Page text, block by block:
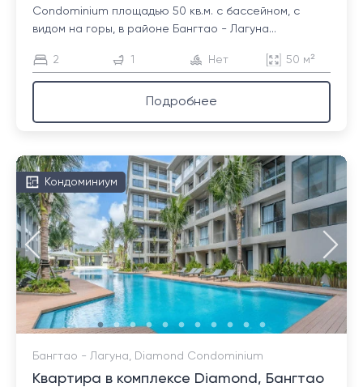
Condominium площадью 50 кв.м. с бассейном, с
видом на горы, в районе Бангтао - Лагуна...
2 1 Нет 50 м²
Подробнее
Кондоминиум
Бангтао - Лагуна, Diamond Condominium
Квартира в комплексе Diamond, Бангтао